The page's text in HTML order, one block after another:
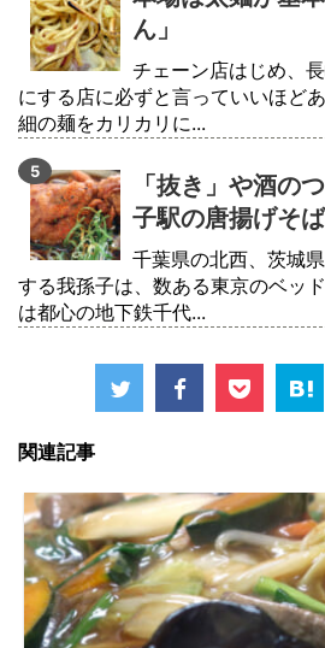
ん」
チェーン店はじめ、
にする店に必ずと言っていいほど
細の麺をカリカリに...
「抜き」や酒
子駅の唐揚げそば
千葉県の北西、茨城
する我孫子は、数ある東京のベッ
は都心の地下鉄千代...
関連記事